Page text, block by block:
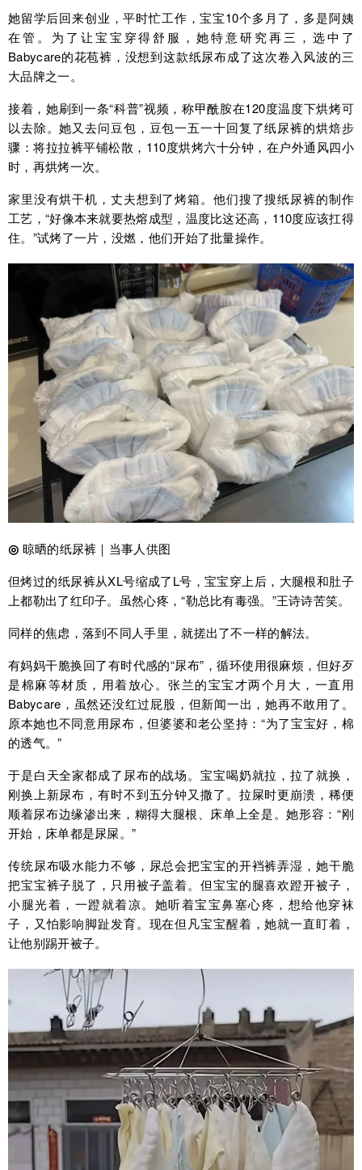
她留学后回来创业，平时忙工作，宝宝10个多月了，多是阿姨
在管。为了让宝宝穿得舒服，她特意研究再三，选中了
Babycare的花苞裤，没想到这款纸尿布成了这次卷入风波的三
大品牌之一。
接着，她刷到一条“科普”视频，称甲酰胺在120度温度下烘烤可
以去除。她又去问豆包，豆包一五一十回复了纸尿裤的烘焙步
骤：将拉拉裤平铺松散，110度烘烤六十分钟，在户外通风四小
时，再烘烤一次。
家里没有烘干机，丈夫想到了烤箱。他们搜了搜纸尿裤的制作
工艺，“好像本来就要热熔成型，温度比这还高，110度应该扛得
住。”试烤了一片，没燃，他们开始了批量操作。
◎ 晾晒的纸尿裤｜当事人供图
但烤过的纸尿裤从XL号缩成了L号，宝宝穿上后，大腿根和肚子
上都勒出了红印子。虽然心疼，“勒总比有毒强。”王诗诗苦笑。
同样的焦虑，落到不同人手里，就搓出了不一样的解法。
有妈妈干脆换回了有时代感的“尿布”，循环使用很麻烦，但好歹
是棉麻等材质，用着放心。张兰的宝宝才两个月大，一直用
Babycare，虽然还没红过屁股，但新闻一出，她再不敢用了。
原本她也不同意用尿布，但婆婆和老公坚持：“为了宝宝好，棉
的透气。”
于是白天全家都成了尿布的战场。宝宝喝奶就拉，拉了就换，
刚换上新尿布，有时不到五分钟又撒了。拉屎时更崩溃，稀便
顺着尿布边缘渗出来，糊得大腿根、床单上全是。她形容：“刚
开始，床单都是尿屎。”
传统尿布吸水能力不够，尿总会把宝宝的开裆裤弄湿，她干脆
把宝宝裤子脱了，只用被子盖着。但宝宝的腿喜欢蹬开被子，
小腿光着，一蹬就着凉。她听着宝宝鼻塞心疼，想给他穿袜
子，又怕影响脚趾发育。现在但凡宝宝醒着，她就一直盯着，
让他别踢开被子。